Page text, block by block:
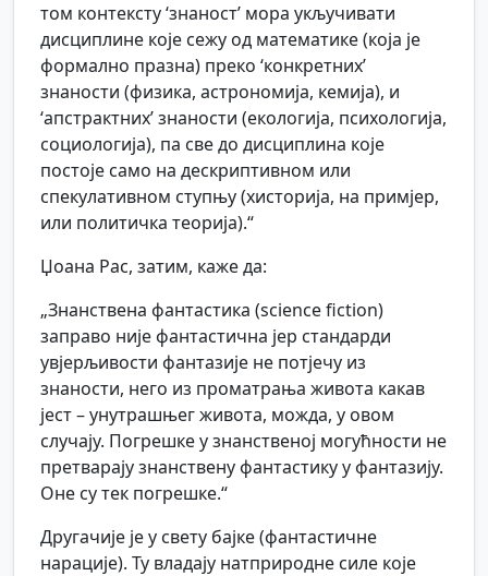
том контексту ‘знаност’ мора укључивати
дисциплине које сежу од математике (која је
формално празна) преко ‘конкретних’
знаности (физика, астрономија, кемија), и
‘апстрактних’ знаности (екологија, психологија,
социологија), па све до дисциплина које
постоје само на дескриптивном или
спекулативном ступњу (хисторија, на примјер,
или политичка теорија).“
Џоана Рас, затим, каже да:
„Знанствена фантастика (science fiction)
заправо није фантастична јер стандарди
увјерљивости фантазије не потјечу из
знаности, него из проматрања живота какав
јест – унутрашњег живота, можда, у овом
случају. Погрешке у знанственој могућности не
претварају знанствену фантастику у фантазију.
Оне су тек погрешке.“
Другачије је у свету бајке (фантастичне
нарације). Ту владају натприродне силе које